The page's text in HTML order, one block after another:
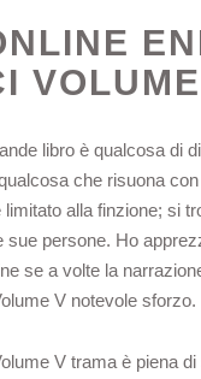
libro è qualcosa di
che risuona
alla finzione; si
persone. Ho
se a volte la
V notevole sforzo.
V trama è piena